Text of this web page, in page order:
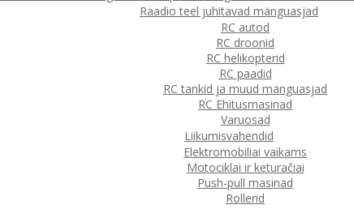
Raadio teel juhitavad mänguasjad
RC autod
RC droonid
RC helikopterid
RC paadid
RC tankid ja muud mänguasjad
RC Ehitusmasinad
Varuosad
Liikumisvahendid
Elektromobiliai vaikams
Motociklai ir keturačiai
Push-pull masinad
Rollerid